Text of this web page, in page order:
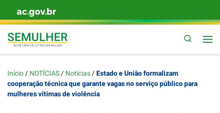
Skip to content
ac.gov.br
Início/NOTÍCIAS/Notícias/Estado e União formalizam
cooperação técnica que garante vagas no serviço público para
mulheres vítimas de violência